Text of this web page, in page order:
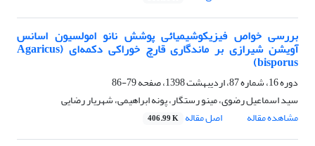
بررسی خواص فیزیکوشیمیائی پوشش نانو امولسیون اسانس
آویشن شیرازی بر ماندگاری قارچ خوراکی دکمه‌ای (Agaricus
bisporus)
دوره 16، شماره 87، اردیبهشت 1398، صفحه
79-86
سید اسماعیل رضوی، مینو رستگار، پونه ابراهیمی، شهریار رضایی
مشاهده مقاله
اصل مقاله 406.99 K